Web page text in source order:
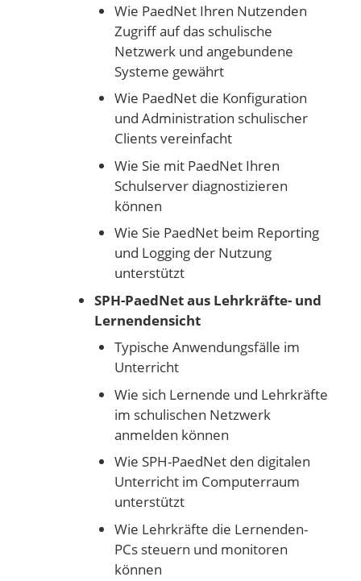
Wie PaedNet Ihren Nutzenden
Zugriff auf das schulische
Netzwerk und angebundene
Systeme gewährt
Wie PaedNet die Konfiguration
und Administration schulischer
Clients vereinfacht
Wie Sie mit PaedNet Ihren
Schulserver diagnostizieren
können
Wie Sie PaedNet beim Reporting
und Logging der Nutzung
unterstützt
SPH-PaedNet aus Lehrkräfte- und
Lernendensicht
Typische Anwendungsfälle im
Unterricht
Wie sich Lernende und Lehrkräfte
im schulischen Netzwerk
anmelden können
Wie SPH-PaedNet den digitalen
Unterricht im Computerraum
unterstützt
Wie Lehrkräfte die Lernenden-
PCs steuern und monitoren
können